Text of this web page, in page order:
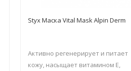
Styx Маска Vital Mask Alpin Derm
Активно регенерирует и питает
кожу, насыщает витамином Е,